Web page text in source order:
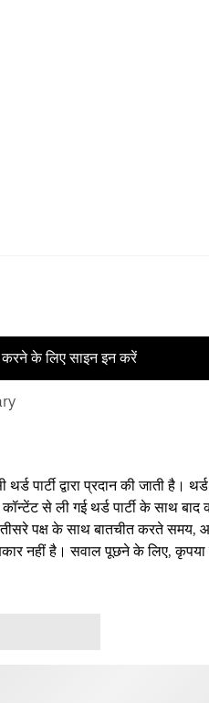
के लिए साइन इन करें
पार्टी द्वारा प्रदान की जाती है।
से ली गई थर्ड पार्टी के साथ बाद
तीसरे पक्ष के साथ बातचीत करते
नहीं है। सवाल पूछने के लिए, कृपया